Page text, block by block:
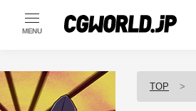
MENU
TOP